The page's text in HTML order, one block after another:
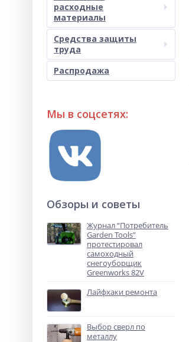
расходные
материалы
Средства защиты
труда
Распродажа
Мы в соцсетях:
Обзоры и советы
Журнал “Потребитель
Garden Tools”
протестировал
самоходный
снегоуборщик
Greenworks 82V
Лайфхаки ремонта
Выбор сверл по
металлу